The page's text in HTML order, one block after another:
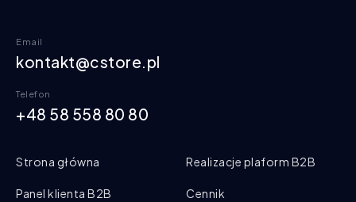
Email
kontakt@cstore.pl
Telefon
+48 58 558 80 80
Strona główna
Panel klienta B2B
Realizacje plaform B2B
Cennik